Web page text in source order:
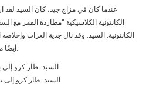
عندما كان في مزاج جيد، كان السيد لقد
الكانتونية الكلاسيكية “مطاردة القمر مع
الكانتونية. السيد. وقد نال جدية الغراب
أيضًا مشهدًا فريدًا ومشرقًا في متحف الشمع.